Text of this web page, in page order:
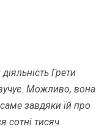
Грети
Можливо, вона
завдяки їй про
сотні тисяч